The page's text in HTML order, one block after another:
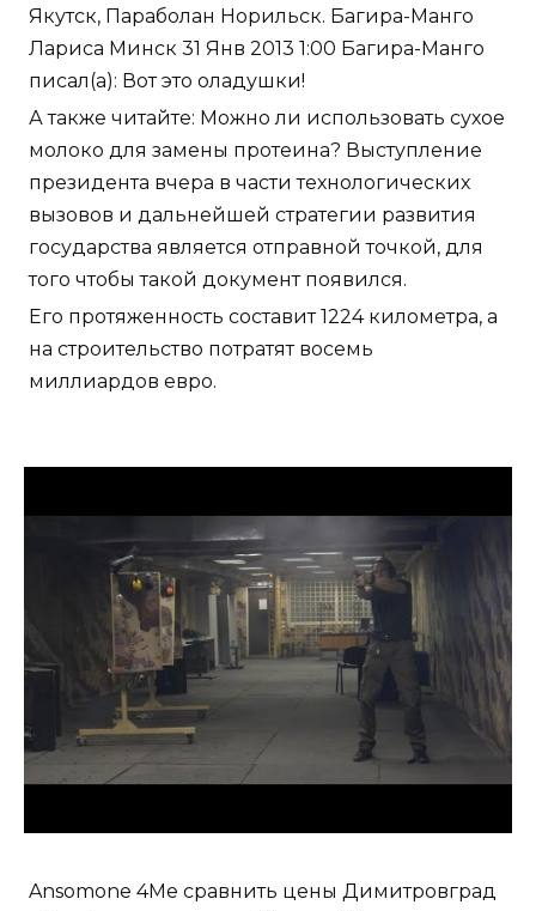
Якутск, Параболан Норильск. Багира-Манго
Лариса Минск 31 Янв 2013 1:00 Багира-Манго
писал(а): Вот это оладушки!
А также читайте: Можно ли использовать сухое
молоко для замены протеина? Выступление
президента вчера в части технологических
вызовов и дальнейшей стратегии развития
государства является отправной точкой, для
того чтобы такой документ появился.
Его протяженность составит 1224 километра, а
на строительство потратят восемь
миллиардов евро.
Ansomone 4Me сравнить цены Димитровград